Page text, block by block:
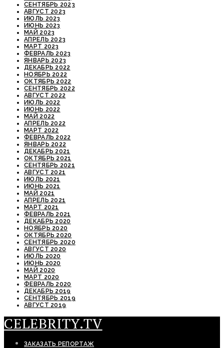
СЕНТЯБРЬ 2023
АВГУСТ 2023
ИЮЛЬ 2023
ИЮНЬ 2023
МАЙ 2023
АПРЕЛЬ 2023
МАРТ 2023
ФЕВРАЛЬ 2023
ЯНВАРЬ 2023
ДЕКАБРЬ 2022
НОЯБРЬ 2022
ОКТЯБРЬ 2022
СЕНТЯБРЬ 2022
АВГУСТ 2022
ИЮЛЬ 2022
ИЮНЬ 2022
МАЙ 2022
АПРЕЛЬ 2022
МАРТ 2022
ФЕВРАЛЬ 2022
ЯНВАРЬ 2022
ДЕКАБРЬ 2021
ОКТЯБРЬ 2021
СЕНТЯБРЬ 2021
АВГУСТ 2021
ИЮЛЬ 2021
ИЮНЬ 2021
МАЙ 2021
АПРЕЛЬ 2021
МАРТ 2021
ФЕВРАЛЬ 2021
ДЕКАБРЬ 2020
НОЯБРЬ 2020
ОКТЯБРЬ 2020
СЕНТЯБРЬ 2020
АВГУСТ 2020
ИЮЛЬ 2020
ИЮНЬ 2020
МАЙ 2020
МАРТ 2020
ФЕВРАЛЬ 2020
ДЕКАБРЬ 2019
СЕНТЯБРЬ 2019
АВГУСТ 2019
CELEBRITY.TV
ЗАКАЗАТЬ РЕПОРТАЖ